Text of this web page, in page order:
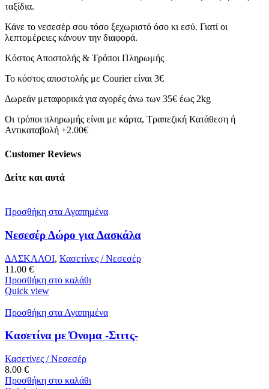
ταξίδια.
Κάνε το νεσεσέρ σου τόσο ξεχωριστό όσο κι εσύ. Γιατί οι
λεπτομέρειες κάνουν την διαφορά.
Κόστος Αποστολής & Τρόποι Πληρωμής
Το κόστος αποστολής με Courier είναι 3€
Δωρεάν μεταφορικά για αγορές άνω των 35€ έως 2kg
Οι τρόποι πληρωμής είναι με κάρτα, Τραπεζική Κατάθεση ή
Αντικαταβολή +2.00€
Customer Reviews
Δείτε και αυτά
Προσθήκη στα Αγαπημένα
Νεσεσέρ Δώρο για Δασκάλα
ΔΑΣΚΑΛΟΙ, Κασετίνες / Νεσεσέρ
11.00 €
Προσθήκη στο καλάθι
Quick view
Προσθήκη στα Αγαπημένα
Κασετίνα με Όνομα -Στιτς-
Κασετίνες / Νεσεσέρ
8.00 €
Προσθήκη στο καλάθι